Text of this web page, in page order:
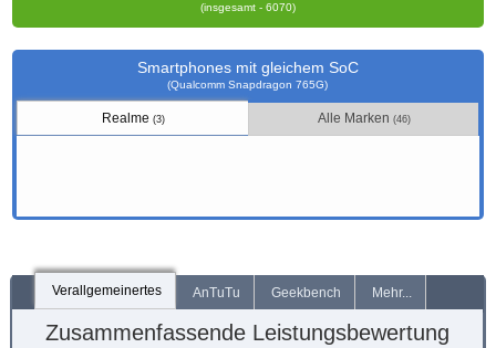
(insgesamt - 6070)
Smartphones mit gleichem SoC
(Qualcomm Snapdragon 765G)
Realme (3) Alle Marken (46)
Verallgemeinertes AnTuTu Geekbench Mehr...
Zusammenfassende Leistungsbewertung